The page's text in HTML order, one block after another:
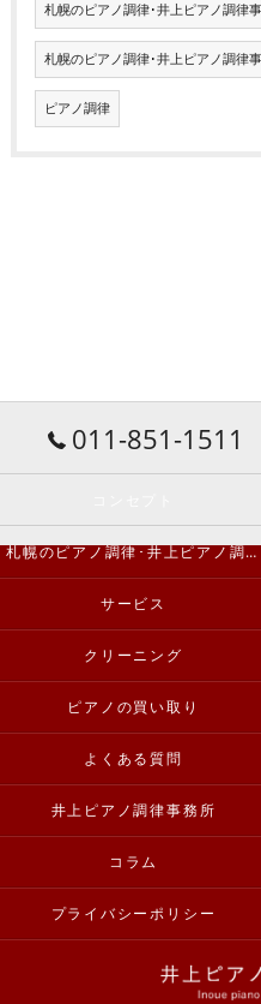
札幌のピアノ調律･井上ピアノ調律
札幌のピアノ調律･井上ピアノ調律
ピアノ調律
011-851-1511
札幌のピアノ調律･井上ピアノ調律事務所の評判
サービス
クリーニング
ピアノの買い取り
よくある質問
井上ピアノ調律事務所
コラム
プライバシーポリシー